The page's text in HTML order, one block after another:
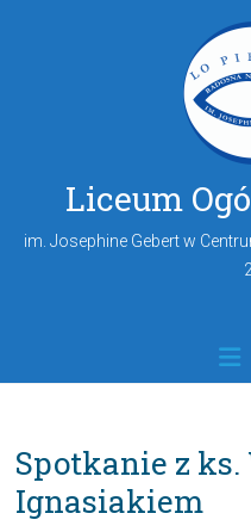
Liceum
im. Josephine Gebert w
Spotkanie z
Ignasiakiem